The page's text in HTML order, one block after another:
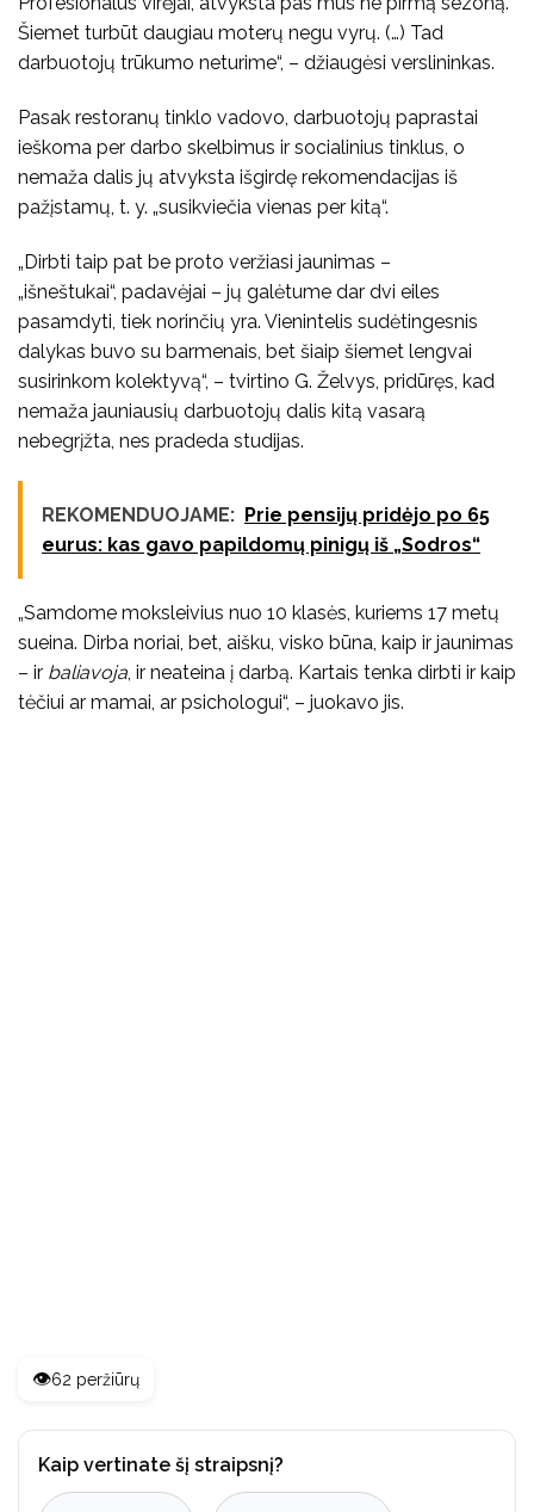
Šiemet turbūt daugiau moterų negu vyrų. (…) Tad
darbuotojų trūkumo neturime“, – džiaugėsi verslininkas.
Pasak restoranų tinklo vadovo, darbuotojų paprastai
ieškoma per darbo skelbimus ir socialinius tinklus, o
nemaža dalis jų atvyksta išgirdę rekomendacijas iš
pažįstamų, t. y. „susikviečia vienas per kitą“.
„Dirbti taip pat be proto veržiasi jaunimas –
„išneštukai“, padavėjai – jų galėtume dar dvi eiles
pasamdyti, tiek norinčių yra. Vienintelis sudėtingesnis
dalykas buvo su barmenais, bet šiaip šiemet lengvai
susirinkom kolektyvą“, – tvirtino G. Želvys, pridūręs, kad
nemaža jauniausių darbuotojų dalis kitą vasarą
nebegrįžta, nes pradeda studijas.
REKOMENDUOJAME: Prie pensijų pridėjo po 65
eurus: kas gavo papildomų pinigų iš „Sodros“
„Samdome moksleivius nuo 10 klasės, kuriems 17 metų
sueina. Dirba noriai, bet, aišku, visko būna, kaip ir jaunimas
– ir baliavoja , ir neateina į darbą. Kartais tenka dirbti ir kaip
tėčiui ar mamai, ar psichologui“, – juokavo jis.
👁️62 peržiūrų
Kaip vertinate šį straipsnį?